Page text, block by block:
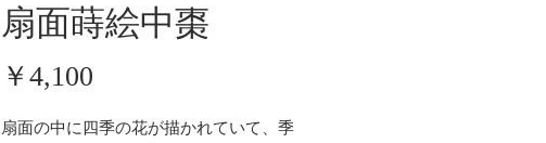
扇面蒔絵中棗
￥4,100
扇面の中に四季の花が描かれていて、季